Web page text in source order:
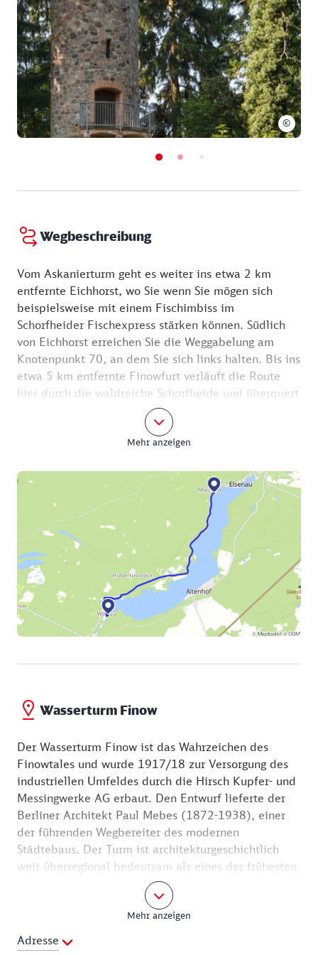
Hinweis: Den Schlüssel zum Turm ist gegen eine
Gebühr von 0,50 € pro Person im Café Wildau zu
den jeweiligen Öffnungszeiten (ca. 5 Minuten
Gehzeit) erhältlich.
Lage: in Eichhorst am Werbellinkanal entlang
©
Wegbeschreibung
Vom Askanierturm geht es weiter ins etwa 2 km
entfernte Eichhorst, wo Sie wenn Sie mögen sich
beispielsweise mit einem Fischimbiss im
Schorfheider Fischexpress stärken können. Südlich
von Eichhorst erreichen Sie die Weggabelung am
Knotenpunkt 70, an dem Sie sich links halten. Bis ins
etwa 5 km entfernte Finowfurt verläuft die Route
hier durch die waldreiche Schorfheide und überquert
kurz vor Finowfurt den Oder-Havel-Kanal und die
historischen Finowkanal, an dem Sie nun entspannt
auf dem Oder-Havel-Radweg weiter Richtung
Eberswalde radeln. Links und rechts des Weges
passieren Sie zahlreiche Stätten, die die
Industriegeschichte dieser Region geprägt haben,
wie die Messingwerksiedlung, das Kraftwerk
Heegermühle, die Borsighalle und die Papierfabrik
Wolfswinkel. In Höhe der Messingwerksiedlung in
Finow lohnt sich ein Abstecher zum Wasserturm in
Finow, von oben schweift der Blick weit ins
Mehr anzeigen
Wasserturm Finow
Der Wasserturm Finow ist das Wahrzeichen des
Finowtales und wurde 1917/18 zur Versorgung des
industriellen Umfeldes durch die Hirsch Kupfer- und
Messingwerke AG erbaut. Den Entwurf lieferte der
Berliner Architekt Paul Mebes (1872-1938), einer
der führenden Wegbereiter des modernen
Städtebaus. Der Turm ist architekturgeschichtlich
weit überregional bedeutsam als eines der frühesten
Beispiele des von gotischen Stilmotiven durchsetzten
Backsteinexpressionismus in Deutschland.
Ein barrierefreier Personenaufzug bringt Besucher in
44 Sekunden bis zum Museum im zweiten
Obergeschoss. Im ehemaligen Wasserbehälter wird
Mehr anzeigen
Adresse